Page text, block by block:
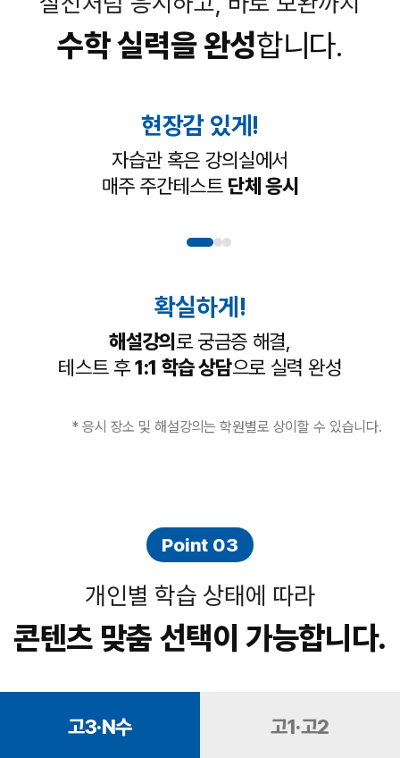
수학 실력을 완성합니다.
현장감 있게!
자습관 혹은 강의실에서
매주 주간테스트 단체 응시
확실하게!
해설강의 로 궁금증 해결,
테스트 후1:1 학습 상담으로 실력 완성
* 응시 장소 및 해설강의는 학원별로 상이할 수 있습니다.
Point 03
개인별 학습 상태에 따라
콘텐츠 맞춤 선택이 가능합니다.
고3·N수 고1·고2